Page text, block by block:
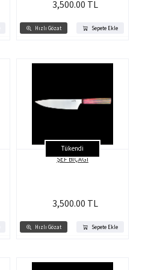
Hızlı Gözat Sepete Ekle
3,500.00 TL
Tükendi
Hızlı Gözat Sepete Ekle
ŞEF BIÇAĞI
3,500.00 TL